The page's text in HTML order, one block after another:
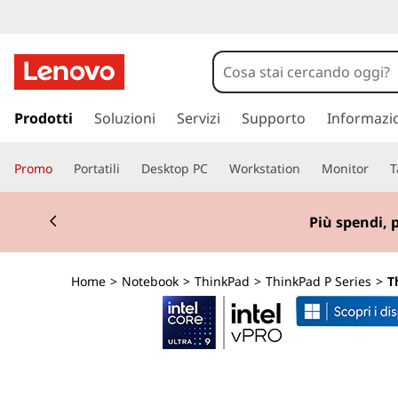
h
n
k
a
a
a
a
n
Prodotti Soluzioni Servizi Supporto
Promo Portatili Desktop PC Workstation Monitor
Più spendi,
Home > Notebook > ThinkPad > ThinkPad P Series >